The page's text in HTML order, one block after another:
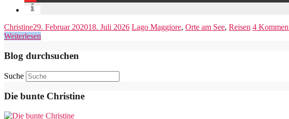
Christine29. Februar 202018. Juli 2026 Lago Maggiore, Orte am See, Reisen 4
Weiterlesen
Blog durchsuchen
Suche
Die bunte Christine